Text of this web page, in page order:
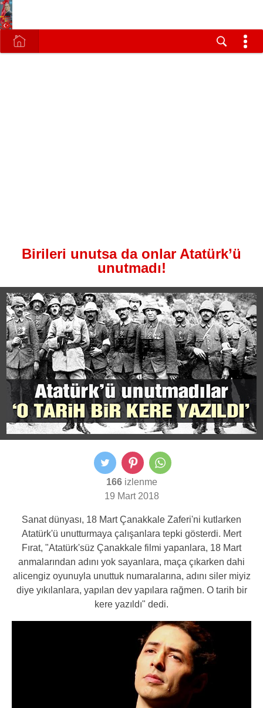
Birileri unutsa da onlar Atatürk’ü
unutmadı!
166izlenme
19 Mart 2018
Sanat dünyası, 18 Mart Çanakkale Zaferi'ni kutlarken
Atatürk'ü unutturmaya çalışanlara tepki gösterdi. Mert
Fırat, "Atatürk'süz Çanakkale filmi yapanlara, 18 Mart
anmalarından adını yok sayanlara, maça çıkarken dahi
alicengiz oyunuyla unuttuk numaralarına, adını siler miyiz
diye yıkılanlara, yapılan dev yapılara rağmen. O tarih bir
kere yazıldı" dedi.